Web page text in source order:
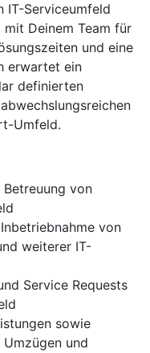
IT-Serviceumfeld
Deinem Team für
und eine
erwartet ein
definierten
Umfeld.
von
von
weiterer IT-
Service Requests
sowie
und